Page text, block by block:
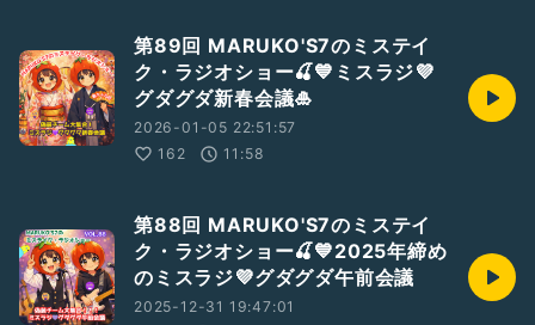
第89回 MARUKO'S7のミステイ
ク・ラジオショー🍒💙ミスラジ💜
グダグダ新春会議🎍
2026-01-05 22:51:57
162
11:58
第88回 MARUKO'S7のミステイ
ク・ラジオショー🍒💙2025年締め
のミスラジ💜グダグダ午前会議
2025-12-31 19:47:01